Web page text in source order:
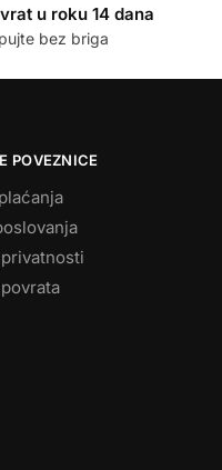
u roku 14 dana
bez briga
POVEZNICE